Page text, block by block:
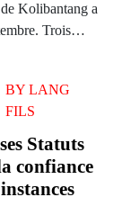
Kolibantang a
Trois…
BY LANG
FILS
Statuts
confiance